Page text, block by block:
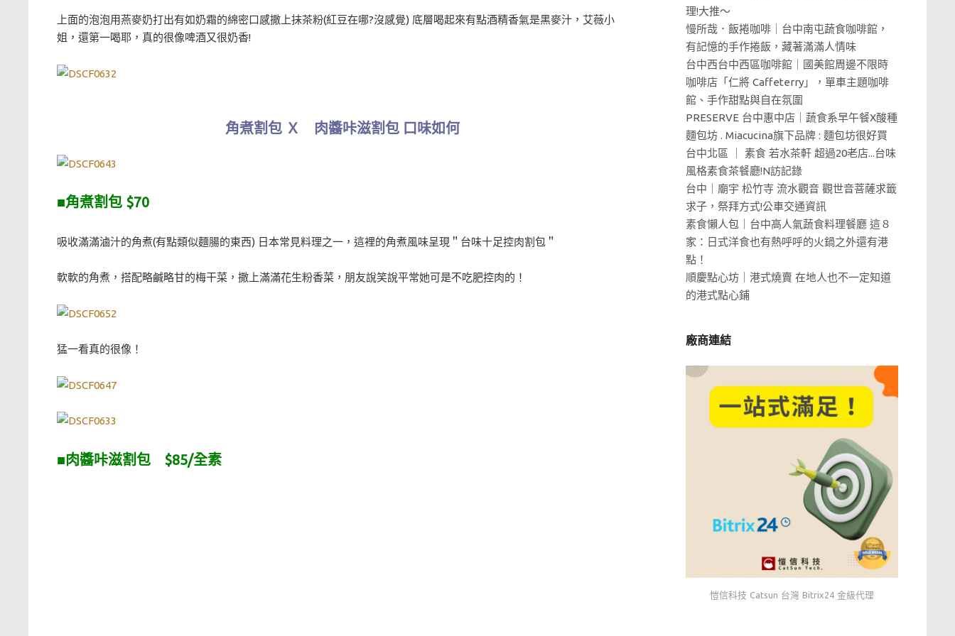
上面的泡泡用燕麥奶打出有如奶霜的綿密口感撒上抹茶粉(紅豆在哪?沒感覺) 底層喝起來有點酒精香氣是黑麥汁，艾薇小
姐，還第一喝耶，真的很像啤酒又很奶香!
角煮割包 Ｘ 肉醬咔滋割包 口味如何
■角煮割包 $70
吸收滿滿滷汁的角煮(有點類似麵腸的東西) 日本常見料理之一，這裡的角煮風味呈現＂台味十足控肉割包＂
軟軟的角煮，搭配略鹹略甘的梅干菜，撒上滿滿花生粉香菜，朋友說笑說平常她可是不吃肥控肉的！
猛一看真的很像！
■肉醬咔滋割包 $85/全素
理!大推～
慢所哉．飯捲咖啡｜台中南屯蔬食咖啡館，
有記憶的手作捲飯，藏著滿滿人情味
台中西台中西區咖啡館｜國美館周邊不限時
咖啡店「仁將 Caffeterry」，單車主題咖啡
館、手作甜點與自在氛圍
PRESERVE 台中惠中店｜蔬食系早午餐X酸種
麵包坊 . Miacucina旗下品牌 : 麵包坊很好買
台中北區 ｜ 素食 若水茶軒 超過20老店...台味
風格素食茶餐廳!N訪記錄
台中｜廟宇 松竹寺 流水觀音 觀世音菩薩求籤
求子，祭拜方式!公車交通資訊
素食懶人包｜台中高人氣蔬食料理餐廳 這８
家：日式洋食也有熱呼呼的火鍋之外還有港
點！
順慶點心坊｜港式燒賣 在地人也不一定知道
的港式點心鋪
廠商連結
愷信科技 Catsun 台灣 Bitrix24 金級代理